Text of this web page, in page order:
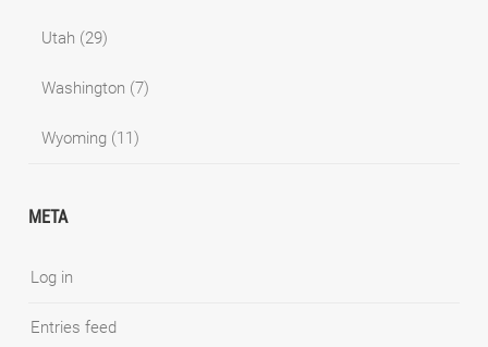
Utah (29)
Washington (7)
Wyoming (11)
META
Log in
Entries feed